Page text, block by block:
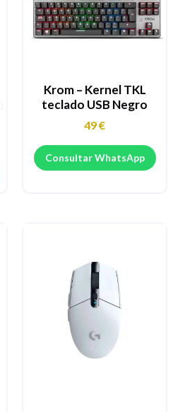
Krom – Kernel TKL
teclado USB Negro
49€
Consultar WhatsApp